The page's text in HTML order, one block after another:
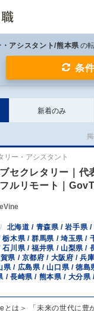
アシスタント/熊本県 の
条
新着のみ
リー・アシスタント
ブセクレタリー｜代
ルリモート｜
北海道 / 青森県 / 岩手県
木県 / 群馬県 / 埼玉県 /
川県 / 福井県 / 山梨県 /
県 / 京都府 / 大阪府 / 兵
県 / 広島県 / 山口県 / 徳島
/ 長崎県 / 熊本県 / 大分県
とは＞ 「未来の世代に豊